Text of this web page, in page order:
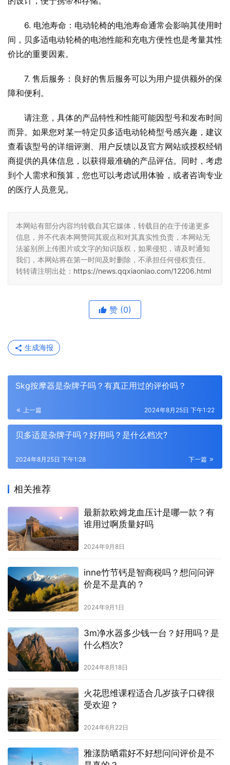
6. 电池寿命：电动轮椅的电池寿命通常会影响其使用时
间，贝多适电动轮椅的电池性能和充电方便性也是考量其性
价比的重要因素。
7. 售后服务：良好的售后服务可以为用户提供额外的保
障和便利。
请注意，具体的产品特性和性能可能因型号和发布时间
而异。如果您对某一特定贝多适电动轮椅型号感兴趣，建议
查看该型号的详细评测、用户反馈以及官方网站或授权经销
商提供的具体信息，以获得最准确的产品评估。同时，考虑
到个人需求和预算，您也可以考虑试用体验，或者咨询专业
的医疗人员意见。
本网站有部分内容均转载自其它媒体，转载目的在于传递更多
信息，并不代表本网赞同其观点和对其真实性负责，本网站无
法鉴别所上传图片或文字的知识版权，如果侵犯，请及时通知
我们，本网站将在第一时间及时删除，不承担任何侵权责任。
转转请注明出处： https://news.qqxiaoniao.com/12206.html
赞 (0)
生成海报
Skg按摩器是杂牌子吗？有真正用过的评价吗？
上一篇 2024年8月25日 下午1:22
贝多适是杂牌子吗？好用吗？是什么档次?
下一篇
2024年8月25日 下午1:28
相关推荐
最新款欧姆龙血压计是哪一款？有
谁用过啊质量好吗
2024年9月8日
inne竹节钙是智商税吗？想问问评
价是不是真的？
2024年9月1日
3m净水器多少钱一台？好用吗？是
什么档次?
2024年8月18日
火花思维课程适合几岁孩子口碑很
受欢迎？
2024年6月22日
雅漾防晒霜好不好想问问评价是不